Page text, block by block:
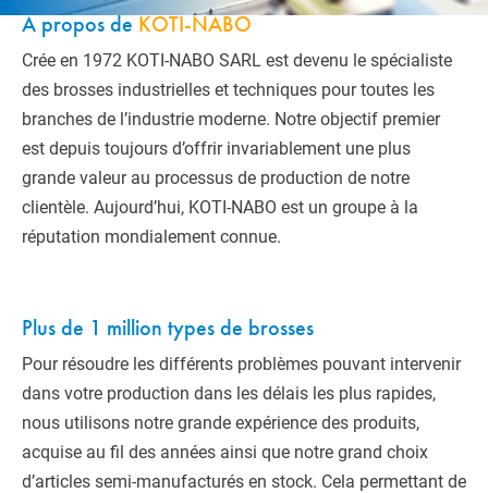
À propos deKOTI-NABO
Crée en 1972 KOTI-NABO SARL est devenu le spécialiste
des brosses industrielles et techniques pour toutes les
branches de l’industrie moderne. Notre objectif premier
est depuis toujours d’offrir invariablement une plus
grande valeur au processus de production de notre
clientèle. Aujourd’hui, KOTI-NABO est un groupe à la
réputation mondialement connue.
Plus de 1 million types de brosses
Pour résoudre les différents problèmes pouvant intervenir
dans votre production dans les délais les plus rapides,
nous utilisons notre grande expérience des produits,
acquise au fil des années ainsi que notre grand choix
d’articles semi-manufacturés en stock. Cela permettant de